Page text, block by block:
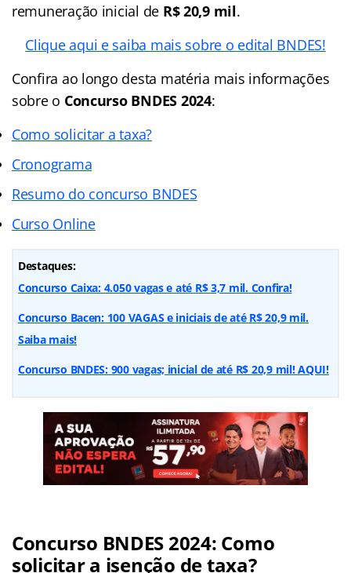
remuneração inicial de R$ 20,9 mil.
Clique aqui e saiba mais sobre o edital BNDES!
Confira ao longo desta matéria mais informações
sobre o Concurso BNDES 2024:
Como solicitar a taxa?
Cronograma
Resumo do concurso BNDES
Curso Online
Destaques:
Concurso Caixa: 4.050 vagas e até R$ 3,7 mil. Confira!
Concurso Bacen: 100 VAGAS e iniciais de até R$ 20,9 mil.
Saiba mais!
Concurso BNDES: 900 vagas; inicial de até R$ 20,9 mil! AQUI!
Concurso BNDES 2024: Como
solicitar a isenção de taxa?